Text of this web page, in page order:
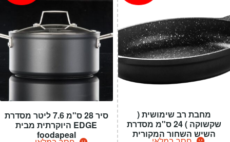
סיר 28 ס"מ 7.6 ליטר מסדרת
EDGE היוקרתית מבית
foodapeal
מחבת רב שימושית (
שקשוקה ) 24 ס"מ מסדרת
השיש השחור המקורית